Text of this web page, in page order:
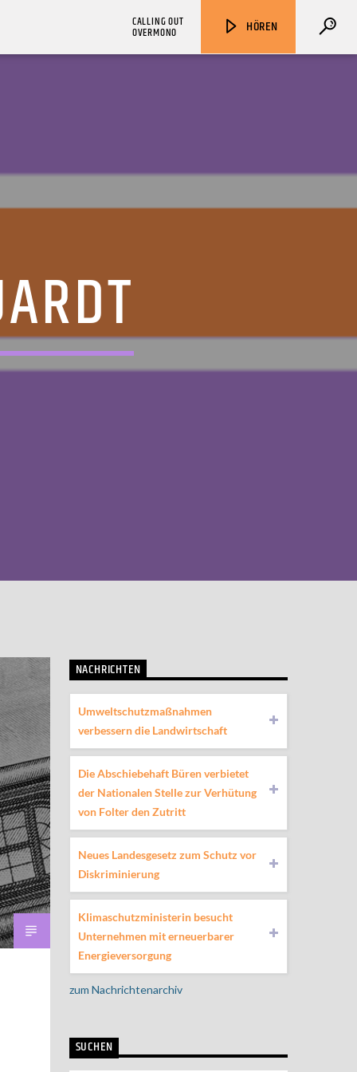
HÖREN
CALLING OUT
OVERMONO
NACHRICHTEN
Umweltschutzmaßnahmen
verbessern die Landwirtschaft
Die Abschiebehaft Büren verbietet
der Nationalen Stelle zur Verhütung
von Folter den Zutritt
Neues Landesgesetz zum Schutz vor
Diskriminierung
Klimaschutzministerin besucht
Unternehmen mit erneuerbarer
Energieversorgung
zum Nachrichtenarchiv
SUCHEN